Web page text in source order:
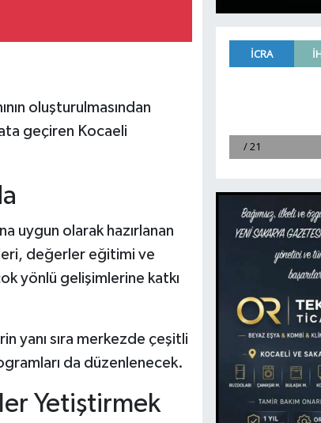
oluşturulmasından
geçiren Kocaeli
uygun olarak hazırlanan
değerler eğitimi ve
yönlü gelişimlerine katkı
yanı sıra merkezde çeşitli
da düzenlenecek.
Yetiştirmek